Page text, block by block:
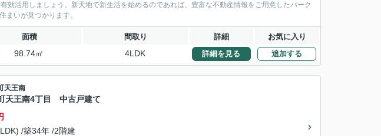
効活用しましょう。新天地で新生活を始めるのであれば、豊富な不動産情報をご用意したパーク
まいが見つかります。
面積 間取り 詳細 お気に入り
98.74㎡ 4LDK 詳細を見る 追加する
天王南
天王南4丁目 中古戸建て
/築34年 /2階建